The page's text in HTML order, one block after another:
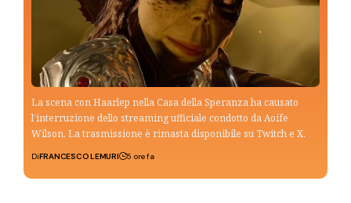
La scena con Haarlep nella Casa della Speranza ha causato
l’interruzione dello streaming ufficiale condotto da Aoife
Wilson. La trasmissione è rimasta disponibile su Twitch e X.
DiFRANCESCO LEMURI 5 ore fa